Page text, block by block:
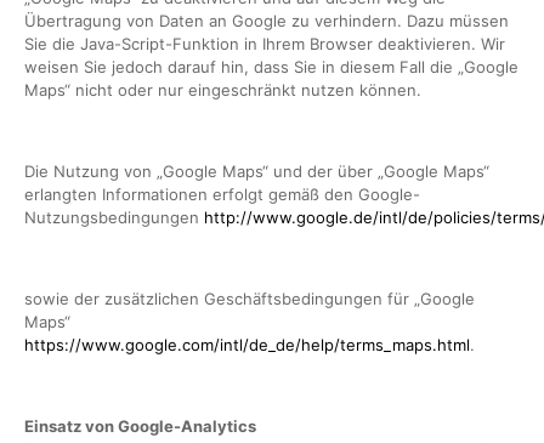
Übertragung von Daten an Google zu verhindern. Dazu müssen
Sie die Java-Script-Funktion in Ihrem Browser deaktivieren. Wir
weisen Sie jedoch darauf hin, dass Sie in diesem Fall die „Google
Maps“ nicht oder nur eingeschränkt nutzen können.
Die Nutzung von „Google Maps“ und der über „Google Maps“
erlangten Informationen erfolgt gemäß den Google-
Nutzungsbedingungen http://www.google.de/intl/de/policies/
sowie der zusätzlichen Geschäftsbedingungen für „Google
Maps“
https://www.google.com/intl/de_de/help/terms_maps.html.
Einsatz von Google-Analytics